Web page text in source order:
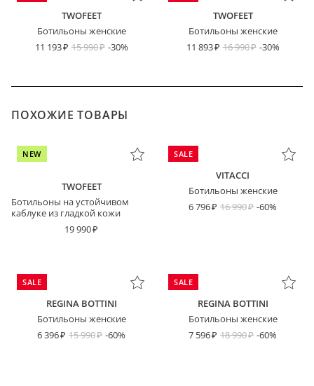
TWOFEET
Ботильоны женские
11 193
15 990 -30%
TWOFEET
Ботильоны женские
11 893
16 990 -30%
ПОХОЖИЕ ТОВАРЫ
NEW
TWOFEET
Ботильоны на устойчивом
каблуке из гладкой кожи
19 990
SALE
VITACCI
Ботильоны женские
6 796
16 990 -60%
SALE
REGINA BOTTINI
Ботильоны женские
6 396
15 990 -60%
SALE
REGINA BOTTINI
Ботильоны женские
7 596
18 990 -60%